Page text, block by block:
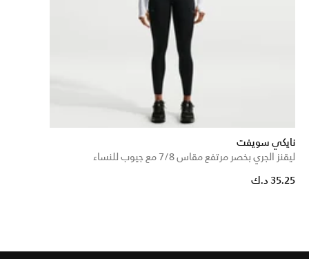
نايكي سويفت
ليقنز الجري بخصر مرتفع مقاس 7/8 مع جيوب للنساء
35.25 د.ك